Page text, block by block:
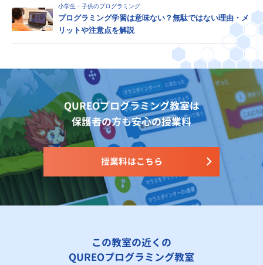
小学生・子供のプログラミング
プログラミング学習は意味ない？無駄ではない理由・メ
リットや注意点を解説
QUREOプログラミング教室は
保護者の方も安心の授業料
授業料はこちら
この教室の近くの
QUREOプログラミング教室